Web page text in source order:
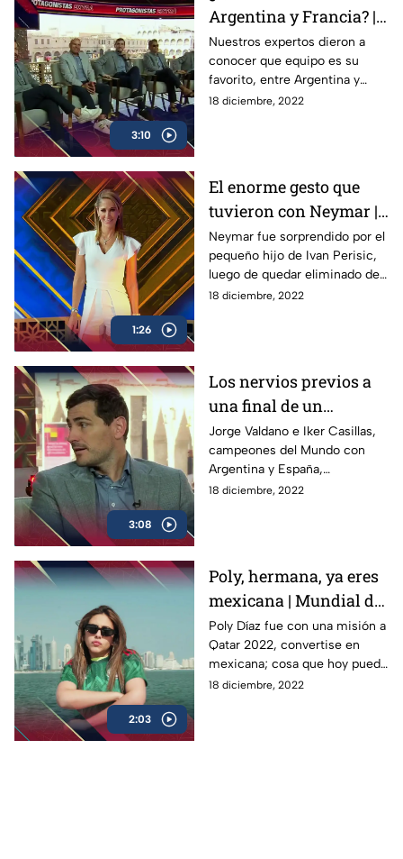
3:10
Argentina y Francia? |
Protagonistas Extra
Nuestros expertos dieron a
conocer que equipo es su
favorito, entre Argentina y
Francia, para la Gran Final del
18 diciembre, 2022
1:26
El enorme gesto que
tuvieron con Neymar |
InesPerado
Neymar fue sorprendido por el
pequeño hijo de Ivan Perisic,
luego de quedar eliminado de
Qatar 2022, donde el brasileño
18 diciembre, 2022
3:08
Los nervios previos a
una final de un
Mundial |
Protagonistas Extra
Jorge Valdano e Iker Casillas,
campeones del Mundo con
Argentina y España,
respectivamente, nos cuentan
18 diciembre, 2022
2:03
Poly, hermana, ya eres
mexicana | Mundial de
la Comedia
Poly Díaz fue con una misión a
Qatar 2022, convertise en
mexicana; cosa que hoy puede
presumir, ella es la
18 diciembre, 2022